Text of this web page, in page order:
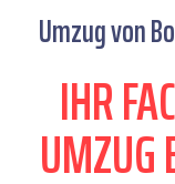
Umzug von
IHR
UMZUG